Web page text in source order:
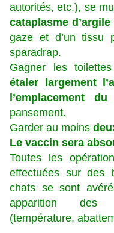
autorités, etc.), se
cataplasme d’argile
gaze et d’un tissu
sparadrap.
Gagner les
étaler largement
l’emplacement
pansement.
Garder au moins
Le vaccin sera
Toutes les
effectuées sur des
chats se sont
apparition des
(température,